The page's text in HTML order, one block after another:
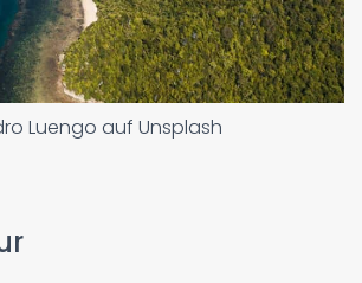
Luengo auf Unsplash